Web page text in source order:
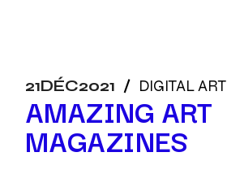
21DÉC2021 DIGITAL ART
AMAZING ART
MAGAZINES